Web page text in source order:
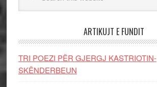
ARTIKUJT E FUNDIT
TRI POEZI PËR GJERGJ KASTRIOTIN-
SKËNDERBEUN